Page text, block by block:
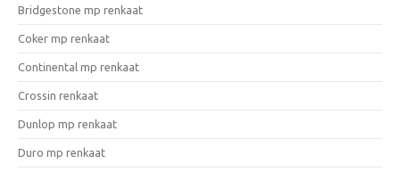
Bridgestone mp renkaat
Coker mp renkaat
Continental mp renkaat
Crossin renkaat
Dunlop mp renkaat
Duro mp renkaat